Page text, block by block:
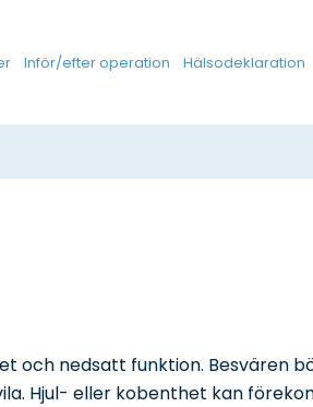
Inför/efter operation Hälsodeklaration
och nedsatt funktion. Besvären
Hjul- eller kobenthet kan